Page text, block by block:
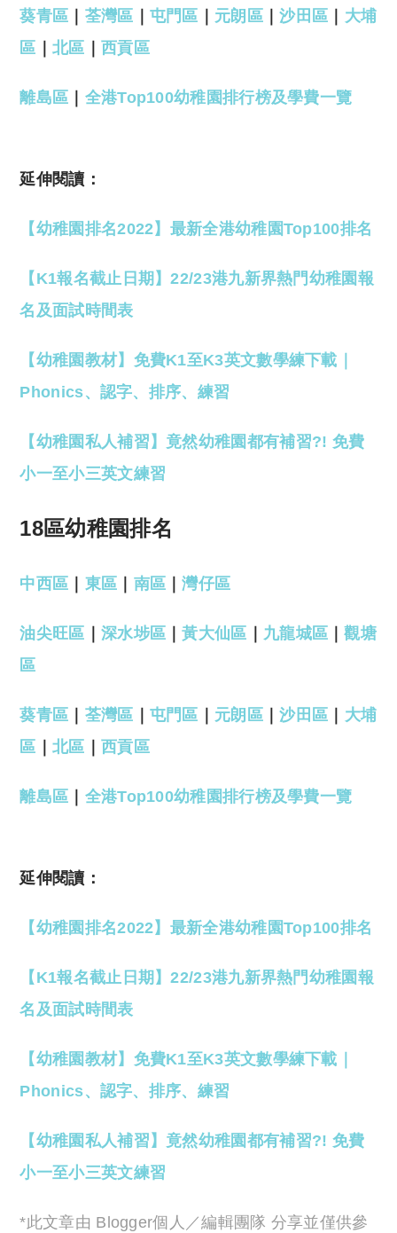
葵青區 荃灣區 屯門區 元朗區｜沙田區
大埔
區 ｜北區 西貢區
離島區 全港Top100幼稚園排行榜及學費一覽
延伸閱讀：
【幼稚園排名2022】最新全港幼稚園Top100排名
【K1報名截止日期】22/23港九新界熱門幼稚園報
名及面試時間表
【幼稚園教材】免費K1至K3英文數學練下載｜
Phonics、認字、排序、練習
【幼稚園私人補習】竟然幼稚園都有補習?! 免費
小一至小三英文練習
18區幼稚園排名
中西區 東區 南區 ｜灣仔區
油尖旺區 深水埗區 ｜黃大仙區 九龍城區 ｜觀塘
區
葵青區 荃灣區 屯門區 元朗區｜沙田區
大埔
區 ｜北區 西貢區
離島區 全港Top100幼稚園排行榜及學費一覽
延伸閱讀：
【幼稚園排名2022】最新全港幼稚園Top100排名
【K1報名截止日期】22/23港九新界熱門幼稚園報
名及面試時間表
【幼稚園教材】免費K1至K3英文數學練下載｜
Phonics、認字、排序、練習
【幼稚園私人補習】竟然幼稚園都有補習?! 免費
小一至小三英文練習
*此文章由 Blogger個人／編輯團隊 分享並僅供參